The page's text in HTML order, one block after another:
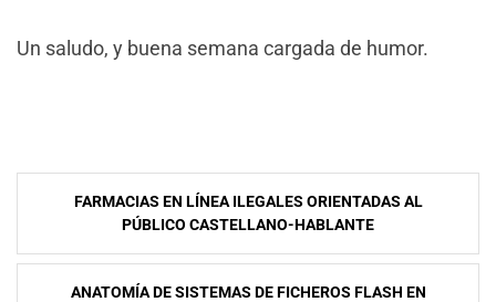
Un saludo, y buena semana cargada de humor.
NavegaciÃ³n
entradas
FARMACIAS EN LÍNEA ILEGALES ORIENTADAS AL
PÚBLICO CASTELLANO-HABLANTE
ANATOMÍA DE SISTEMAS DE FICHEROS FLASH EN